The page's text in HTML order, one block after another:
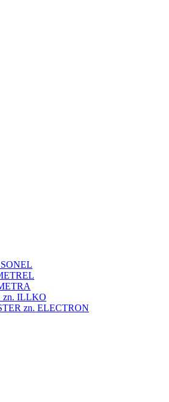
SONEL
zn. ILLKO
zn. ELECTRON